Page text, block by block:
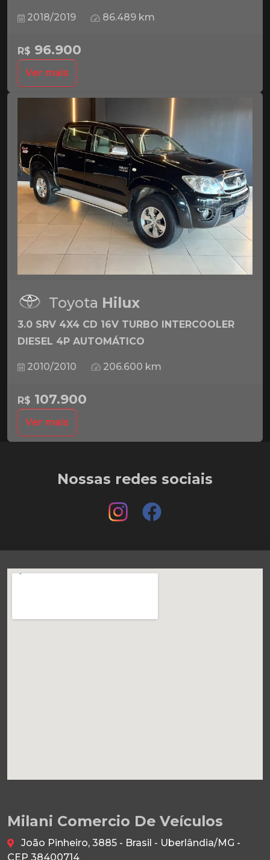
2018/2019 86.489 km
R$ 96.900
Ver mais
Toyota Hilux
3.0 SRV 4X4 CD 16V TURBO INTERCOOLER
DIESEL 4P AUTOMÁTICO
2010/2010 206.600 km
R$ 107.900
Ver mais
Nossas redes sociais
Milani Comercio De Veículos
João Pinheiro, 3885 - Brasil - Uberlândia/MG -
CEP 38400714